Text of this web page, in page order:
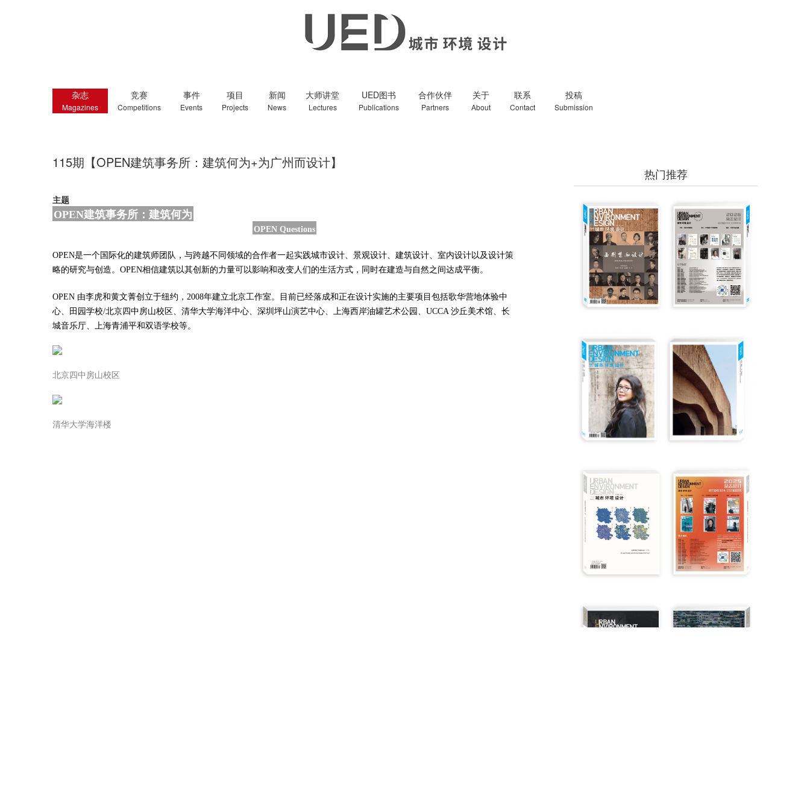
杂志
Magazines
竞赛
Competitions
事件
Events
项目
Projects
新闻
News
大师讲堂
Lectures
UED图书
Publications
合作伙伴
Partners
关于
About
联系
Contact
投稿
Submission
115期【OPEN建筑事务所：建筑何为+为广州而设计】
主题
OPEN建筑事务所： 建筑何为
OPEN Questions
OPEN是一个国际化的建筑师团队 ， 与跨越不同领域的合作者一起实践城市设计 景观设计 建筑设计
室内设计以及设计策
略的研究与创造 。 OPEN相信建筑以其创新的力量可以影响和改变人们的生活方式 ， 同时在建造与自然之间达成平衡。
OPEN 由李虎和黄文菁创立于纽约 ， 2008年建立北京工作室 。
目前已经落成和正在设计实施的主要项目包括歌华营地体验中
心
田园学校/北京四中房山校区 清华大学海洋中心 深圳坪山演艺中心 上海西岸油罐艺术公园、UCCA 沙丘美术馆
长
城音乐厅
上海青浦平和双语学校等。
北京四中房山校区
清华大学海洋楼
热门推荐